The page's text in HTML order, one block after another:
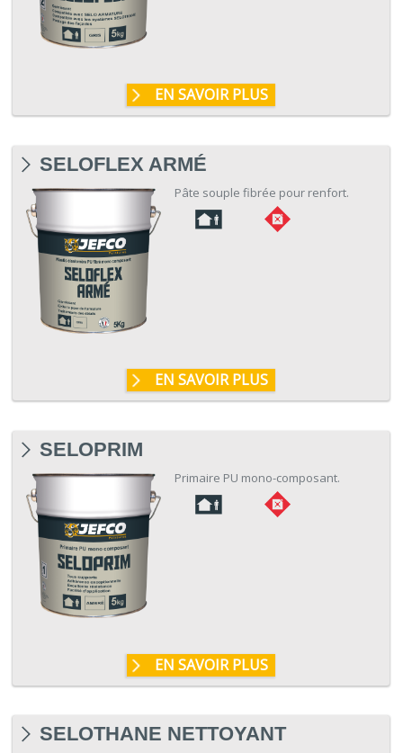
EN SAVOIR PLUS
SELOFLEX ARMÉ
Pâte souple fibrée pour renfort.
EN SAVOIR PLUS
SELOPRIM
Primaire PU mono-composant.
EN SAVOIR PLUS
SELOTHANE NETTOYANT